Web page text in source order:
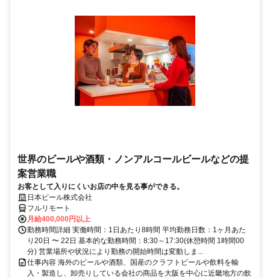
世界のビールや酒類・ノンアルコールビールなどの提
案営業職
お客として入りにくいお店の中を見る事ができる。
日本ビール株式会社
フルリモート
月給400,000円以上
勤務時間詳細 実働時間：1日あたり8時間 平均勤務日数：1ヶ月あた
り20日 〜 22日 基本的な勤務時間：8:30～17:30(休憩時間 1時間00
分) 営業場所や状況により勤務の開始時間は変動しま...
仕事内容 海外のビールや酒類、国産のクラフトビールや飲料を輸
入・製造し、卸売りしている会社の商品を大阪を中心に近畿地方の飲